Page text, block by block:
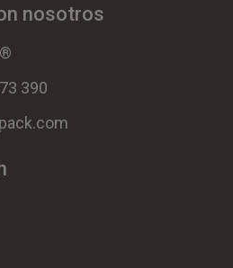
nosotros
390